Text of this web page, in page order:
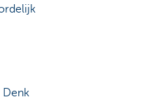
Denk